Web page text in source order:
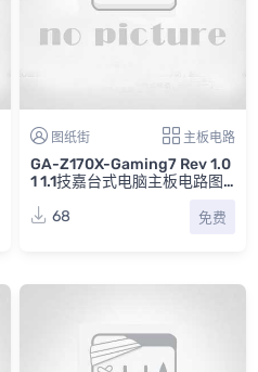
图纸街 主板电路
GA-Z170X-Gaming7 Rev 1.0
1 1.1技嘉台式电脑主板电路图
68
免费